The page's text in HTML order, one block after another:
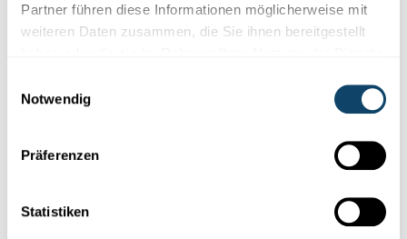
Partner führen diese Informationen möglicherweise mit
weiteren Daten zusammen, die Sie ihnen bereitgestellt
Notwendig
Präferenzen
Statistiken
MATERIALFORSCHUNG
Forschung kann im wahrsten Sinne des Wortes bodenständig